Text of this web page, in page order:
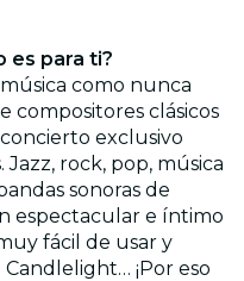
es para ti?
como nunca
compositores clásicos
exclusivo
rock, pop, música
sonoras de
espectacular e íntimo
fácil de usar y
¡Por eso